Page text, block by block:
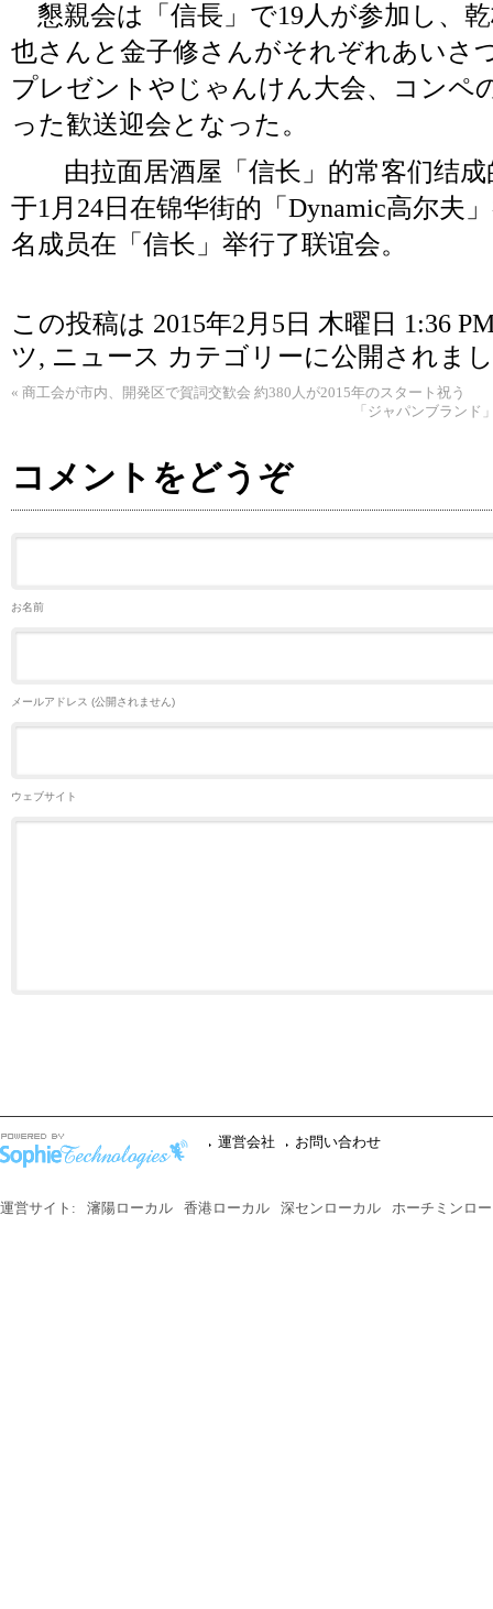
懇親会は「信長」で19人が参加し、
也さんと金子修さんがそれぞれあいさ
プレゼントやじゃんけん大会、コンペ
った歓送迎会となった。
由拉面居酒屋「信长」的常客们结成
于1月24日在锦华街的「Dynamic高尔夫
名成员在「信长」举行了联谊会。
この投稿は 2015年2月5日 木曜日 1:36
ツ, ニュース カテゴリーに公開されま
« 商工会が市内、開発区で賀詞交歓会 約380人が2015年のスタート祝う
「ジャパンブランド
コメントをどうぞ
お名前
メールアドレス (公開されません)
ウェブサイト
運営会社 お問い合わせ
運営サイト: 瀋陽ローカル 香港ローカル 深センローカル ホーチミンロ